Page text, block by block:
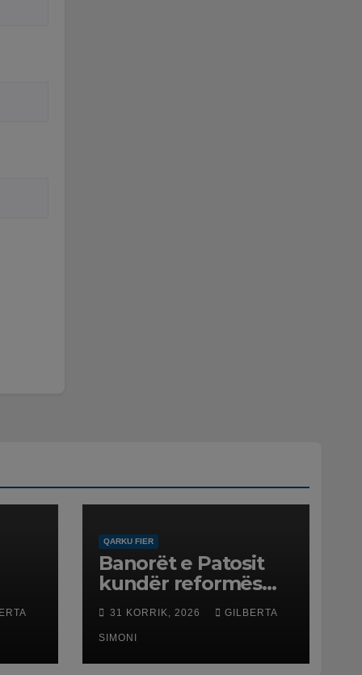
QARKU FIER
Banorët e Patosit
kundër reformës
territoriale: Të mos
humbasim
identitetin e qytetit
31 KORRIK, 2026 GILBERTA
SIMONI